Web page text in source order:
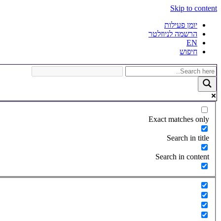
Skip to content
יומן פעילות
הרשמה לניוזלטר
EN
חיפוש
Exact matches only
Search in title
Search in content